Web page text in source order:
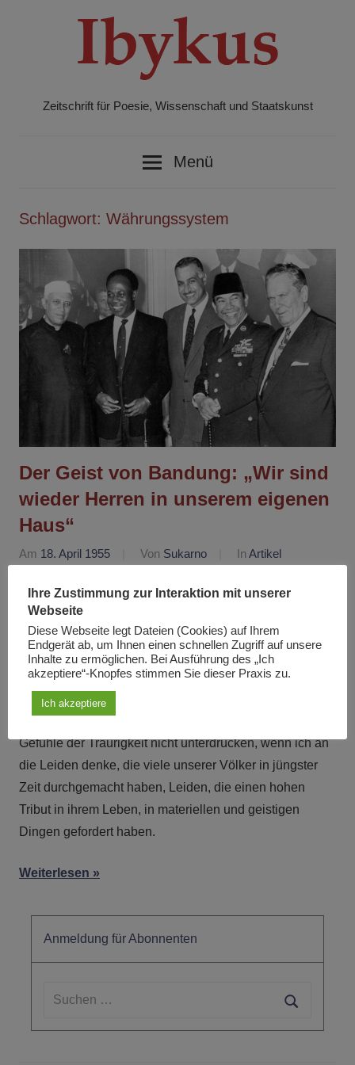
Zeitschrift für Poesie, Wissenschaft und Staatskunst
Menü
Schlagwort: Währungssystem
Der Geist von Bandung: „Wir sind
wieder Herren in unserem eigenen
Haus“
Am 18. April 1955 Von Sukarno In Artikel
Wenn ich mir diesen Saal und die hier versammelten
Gäste anschaue, bebt mein Herz. Dies ist die erste
interkontinentale Konferenz der farbigen Völker in der
Geschichte der Menschheit überhaupt! Ich bin stolz
darauf, daß mein Land heute Ihr Gastgeber ist und ich
freue mich, daß Sie die Einladungen der fünf
Gefühle der Traurigkeit nicht unterdrücken, wenn ich an
die Leiden denke, die viele unserer Völker in jüngster
Zeit durchgemacht haben, Leiden, die einen hohen
Tribut in ihrem Leben, in materiellen und geistigen
Dingen gefordert haben.
Weiterlesen
Anmeldung für Abonnenten
Suchen
Ihre Zustimmung zur Interaktion mit unserer
Webseite
Diese Webseite legt Dateien (Cookies) auf Ihrem
Endgerät ab, um Ihnen einen schnellen Zugriff auf unsere
Inhalte zu ermöglichen. Bei Ausführung des „Ich
akzeptiere“-Knopfes stimmen Sie dieser Praxis zu.
Ich akzeptiere